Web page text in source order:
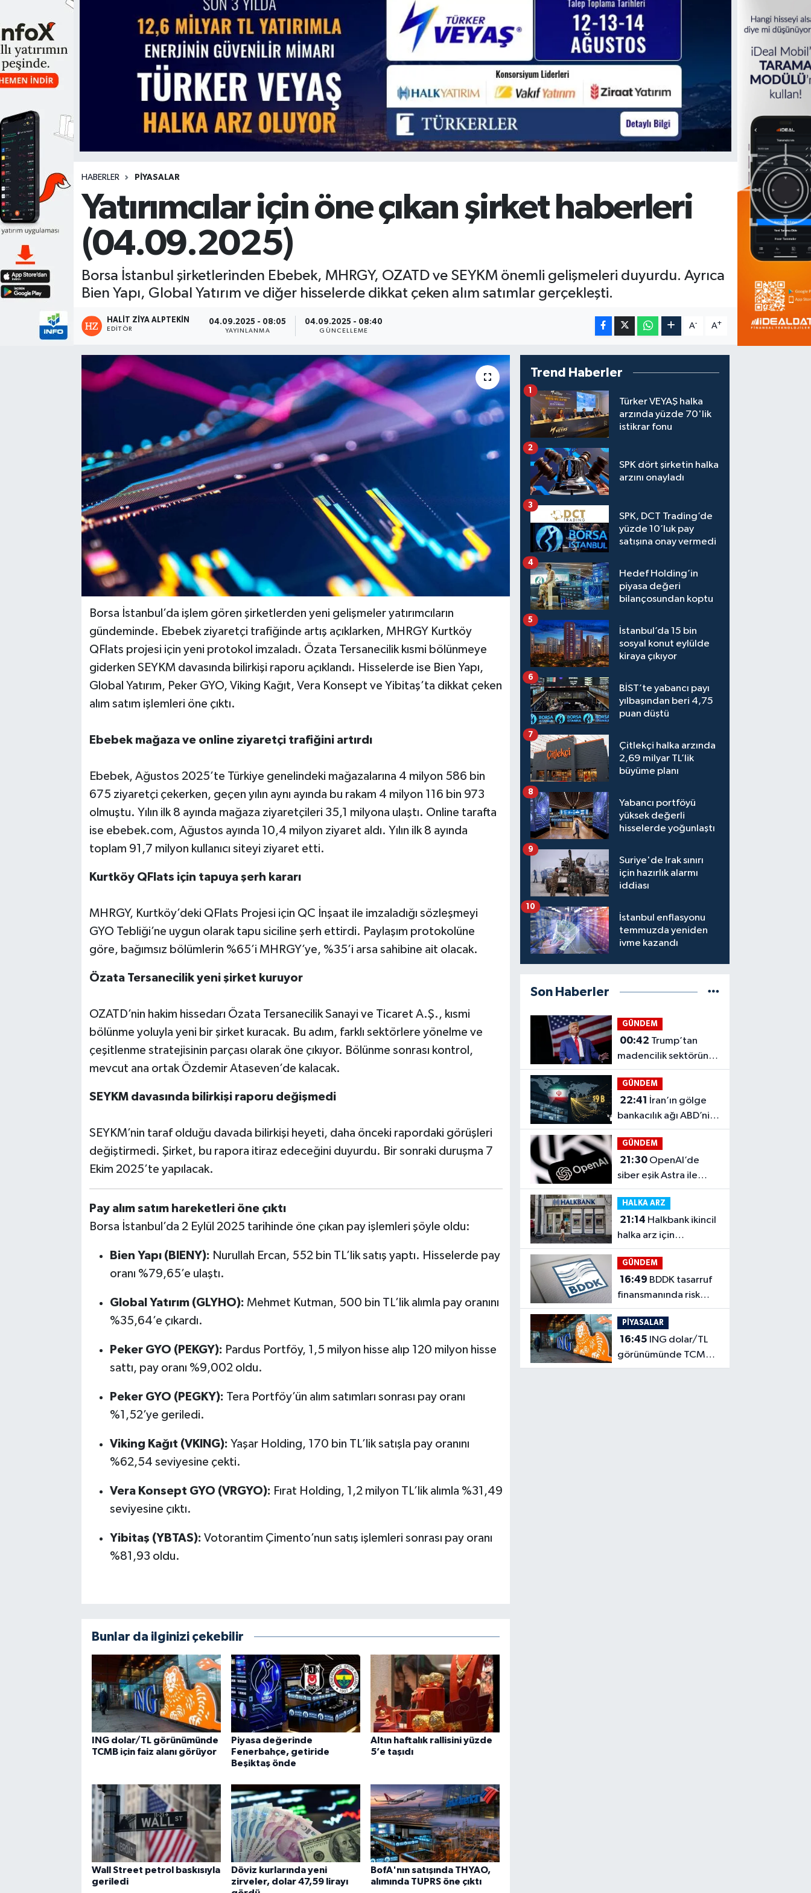
BİST100 13.779
BITCOIN 64.960,21 %0.87
HABERLER PİYASALAR
Yatırımcılar için öne çıkan şirket haberleri
(04.09.2025)
Borsa İstanbul şirketlerinden Ebebek, MHRGY, OZATD ve SEYKM önemli gelişmeleri duyurdu. Ayrıca
Bien Yapı, Global Yatırım ve diğer hisselerde dikkat çeken alım satımlar gerçekleşti.
HALIT ZIYA ALPTEKIN
EDITÖR
04.09.2025 - 08:05
YAYINLANMA
04.09.2025 - 08:40
GÜNCELLEME
A- A+
Borsa İstanbul’da işlem gören şirketlerden yeni gelişmeler yatırımcıların
gündeminde. Ebebek ziyaretçi trafiğinde artış açıklarken, MHRGY Kurtköy
QFlats projesi için yeni protokol imzaladı. Özata Tersanecilik kısmi bölünmeye
giderken SEYKM davasında bilirkişi raporu açıklandı. Hisselerde ise Bien Yapı,
Global Yatırım, Peker GYO, Viking Kağıt, Vera Konsept ve Yibitaş’ta dikkat çeken
alım satım işlemleri öne çıktı.
Ebebek mağaza ve online ziyaretçi trafiğini artırdı
Ebebek, Ağustos 2025’te Türkiye genelindeki mağazalarına 4 milyon 586 bin
675 ziyaretçi çekerken, geçen yılın aynı ayında bu rakam 4 milyon 116 bin 973
olmuştu. Yılın ilk 8 ayında mağaza ziyaretçileri 35,1 milyona ulaştı. Online tarafta
ise ebebek.com, Ağustos ayında 10,4 milyon ziyaret aldı. Yılın ilk 8 ayında
toplam 91,7 milyon kullanıcı siteyi ziyaret etti.
Kurtköy QFlats için tapuya şerh kararı
MHRGY, Kurtköy’deki QFlats Projesi için QC İnşaat ile imzaladığı sözleşmeyi
GYO Tebliği’ne uygun olarak tapu siciline şerh ettirdi. Paylaşım protokolüne
göre, bağımsız bölümlerin %65’i MHRGY’ye, %35’i arsa sahibine ait olacak.
Özata Tersanecilik yeni şirket kuruyor
OZATD’nin hakim hissedarı Özata Tersanecilik Sanayi ve Ticaret A.Ş., kısmi
bölünme yoluyla yeni bir şirket kuracak. Bu adım, farklı sektörlere yönelme ve
çeşitlenme stratejisinin parçası olarak öne çıkıyor. Bölünme sonrası kontrol,
mevcut ana ortak Özdemir Ataseven’de kalacak.
SEYKM davasında bilirkişi raporu değişmedi
SEYKM’nin taraf olduğu davada bilirkişi heyeti, daha önceki rapordaki görüşleri
değiştirmedi. Şirket, bu rapora itiraz edeceğini duyurdu. Bir sonraki duruşma 7
Ekim 2025’te yapılacak.
Pay alım satım hareketleri öne çıktı
Borsa İstanbul’da 2 Eylül 2025 tarihinde öne çıkan pay işlemleri şöyle oldu:
Bien Yapı (BIENY): Nurullah Ercan, 552 bin TL’lik satış yaptı. Hisselerde pay
oranı %79,65’e ulaştı.
Global Yatırım (GLYHO): Mehmet Kutman, 500 bin TL’lik alımla pay oranını
%35,64’e çıkardı.
Peker GYO (PEKGY): Pardus Portföy, 1,5 milyon hisse alıp 120 milyon hisse
sattı, pay oranı %9,002 oldu.
Peker GYO (PEGKY): Tera Portföy’ün alım satımları sonrası pay oranı
%1,52’ye geriledi.
Viking Kağıt (VKING): Yaşar Holding, 170 bin TL’lik satışla pay oranını
%62,54 seviyesine çekti.
Vera Konsept GYO (VRGYO): Fırat Holding, 1,2 milyon TL’lik alımla %31,49
seviyesine çıktı.
Yibitaş (YBTAS): Votorantim Çimento’nun satış işlemleri sonrası pay oranı
%81,93 oldu.
Bunlar da ilginizi çekebilir
ING dolar/TL görünümünde
TCMB için faiz alanı görüyor
Piyasa değerinde
Fenerbahçe, getiride
Beşiktaş önde
Altın haftalık rallisini yüzde
5’e taşıdı
Wall Street petrol baskısıyla
geriledi
Döviz kurlarında yeni
zirveler, dolar 47,59 lirayı
BofA'nın satışında THYAO,
alımında TUPRS öne çıktı
Trend Haberler
Türker VEYAŞ halka
arzında yüzde 70'lik
istikrar fonu
1
SPK dört şirketin halka
arzını onayladı
2
SPK, DCT Trading’de
yüzde 10’luk pay
satışına onay vermedi
3
Hedef Holding’in
piyasa değeri
bilançosundan koptu
4
İstanbul’da 15 bin
sosyal konut eylülde
kiraya çıkıyor
5
BİST’te yabancı payı
yılbaşından beri 4,75
puan düştü
6
Çitlekçi halka arzında
2,69 milyar TL’lik
büyüme planı
7
Yabancı portföyü
yüksek değerli
hisselerde yoğunlaştı
8
Suriye'de Irak sınırı
için hazırlık alarmı
iddiası
9
İstanbul enflasyonu
temmuzda yeniden
ivme kazandı
10
Son Haberler
GÜNDEM
00:42
madencilik sektörüne
3 milyar dolarlık hamle
GÜNDEM
22:41
bankacılık ağı ABD’nin
hedefinde
GÜNDEM
21:30
siber eşik Astra ile
kritik sınıra yaklaştı
HALKA ARZ
21:14
halka arz için
düğmeye bastı
GÜNDEM
16:49
finansmanında risk
sınırlarını sıkılaştırdı
PİYASALAR
16:45
görünümünde TCMB
için faiz alanı görüyor